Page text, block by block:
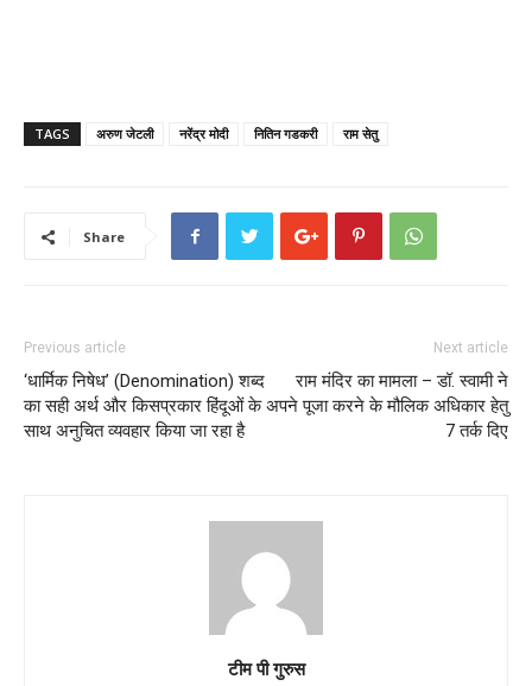
TAGS अरुण जेटली नरेंद्र मोदी नितिन गडकरी राम सेतु
Share
Previous article
‘धार्मिक निषेध’ (Denomination) शब्द
का सही अर्थ और किसप्रकार हिंदूओं के
साथ अनुचित व्यवहार किया जा रहा है
Next article
राम मंदिर का मामला – डॉ. स्वामी ने
अपने पूजा करने के मौलिक अधिकार हेतु
7 तर्क दिए
टीम पी गुरुस